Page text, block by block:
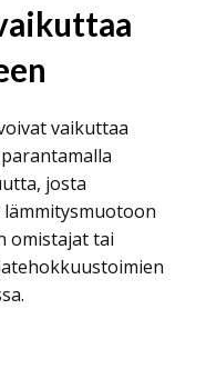
vaikuttaa
josta
omistajat tai